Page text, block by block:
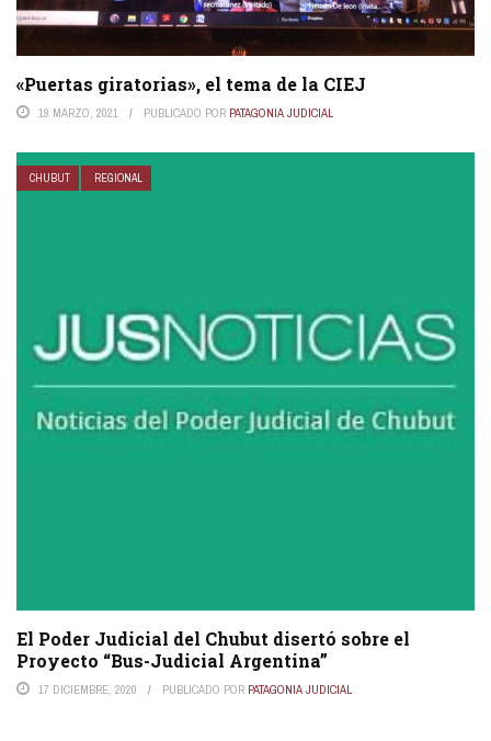
«Puertas giratorias», el tema de la CIEJ
19 MARZO, 2021 PUBLICADO POR PATAGONIA JUDICIAL
CHUBUT REGIONAL
El Poder Judicial del Chubut disertó sobre el
Proyecto “Bus-Judicial Argentina”
17 DICIEMBRE, 2020 PUBLICADO POR PATAGONIA JUDICIAL